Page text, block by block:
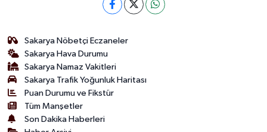
Sakarya Nöbetçi Eczaneler
Sakarya Hava Durumu
Sakarya Namaz Vakitleri
Sakarya Trafik Yoğunluk Haritası
Puan Durumu ve Fikstür
Tüm Manşetler
Son Dakika Haberleri